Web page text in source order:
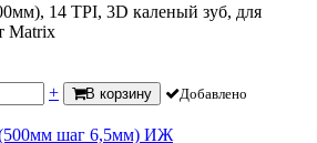
14 TPI, 3D каленый зуб, для
Matrix
+ В корзину Добавлено